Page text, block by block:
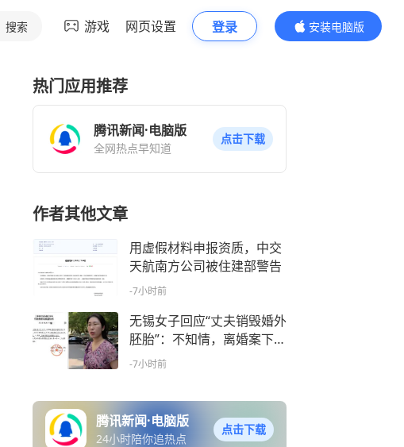
搜索 游戏 网页设置 登录
安装电脑版
内容更精彩
热门应用推荐
腾讯新闻·电脑版
全网热点早知道
点击下载
作者其他文章
用虚假材料申报资质，中交
天航南方公司被住建部警告
-7小时前
无锡女子回应“丈夫销毁婚外
胚胎”：不知情，离婚案下周
开庭
-7小时前
腾讯新闻·电脑版
24小时陪你追热点
点击下载